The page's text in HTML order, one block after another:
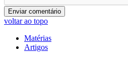
voltar ao topo
Matérias
Artigos